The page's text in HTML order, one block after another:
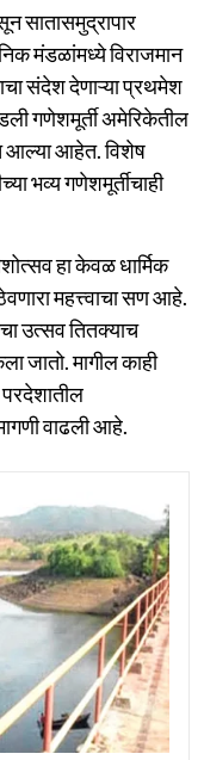
सातासमुद्रापार
मंडळांमध्ये विराजमान
संदेश देणाऱ्या प्रथमेश
गणेशमूर्ती अमेरिकेतील
आल्या आहेत. विशेष
भव्य गणेशमूर्तीचाही
हा केवळ धार्मिक
महत्त्वाचा सण आहे.
उत्सव तितक्याच
जातो. मागील काही
परदेशातील
वाढली आहे.